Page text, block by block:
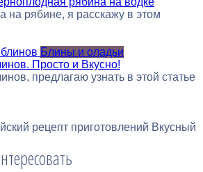
на рябине, я расскажу в этом
Блины и оладьи
Просто и Вкусно!
предлагаю узнать в этой статье
рецепт приготовлений Вкусный